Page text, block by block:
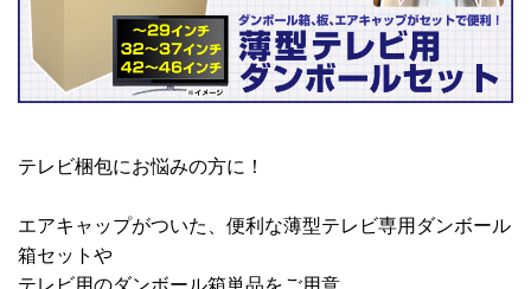
テレビ梱包にお悩みの方に！
エアキャップがついた、便利な薄型テレビ専用ダンボール
箱セットや
テレビ用のダンボール箱単品をご用意。